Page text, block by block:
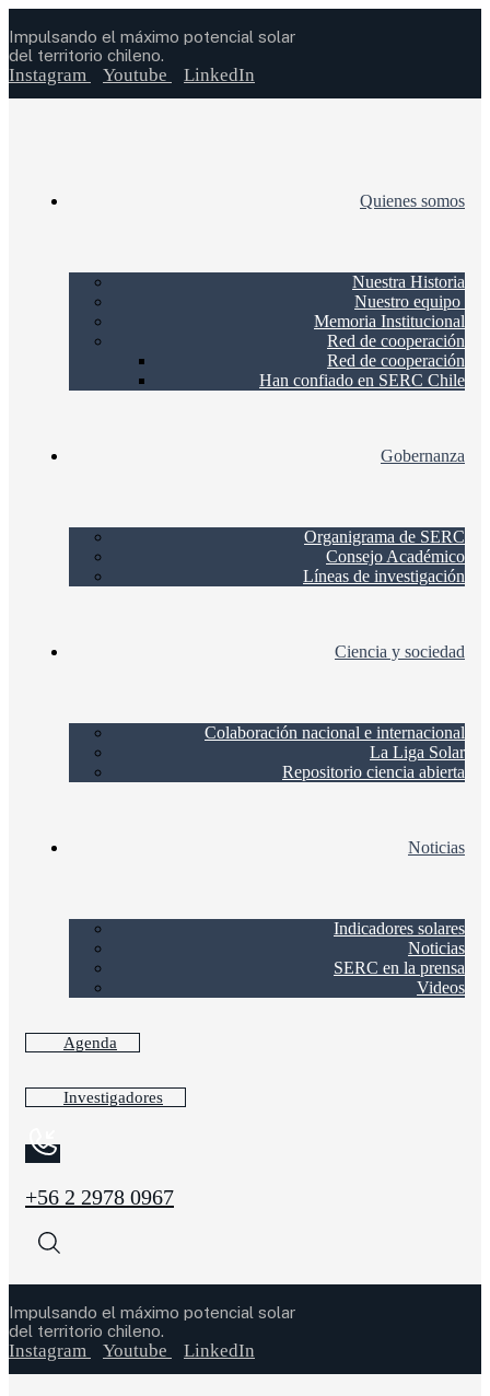
Impulsando el máximo potencial solar
del territorio chileno.
Instagram Youtube LinkedIn
Quienes somos
Nuestra Historia
Nuestro equipo
Memoria Institucional
Red de cooperación
Red de cooperación
Han confiado en SERC Chile
Gobernanza
Organigrama de SERC
Consejo Académico
Líneas de investigación
Ciencia y sociedad
Colaboración nacional e internacional
La Liga Solar
Repositorio ciencia abierta
Noticias
Indicadores solares
Noticias
SERC en la prensa
Videos
Agenda
Investigadores
+56 2 2978 0967
Impulsando el máximo potencial solar
del territorio chileno.
Instagram Youtube LinkedIn